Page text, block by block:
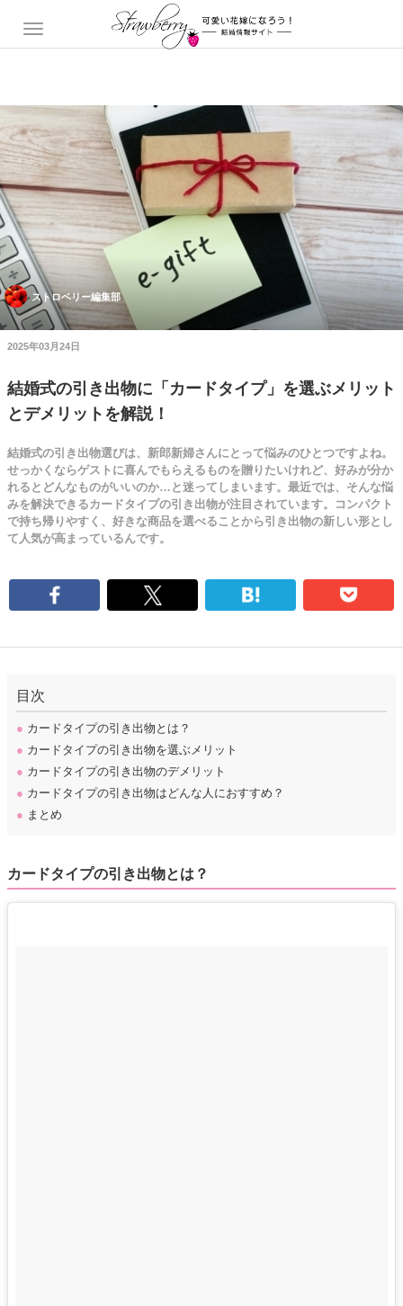
ストロベリー編集部
2025年03月24日
結婚式の引き出物に「カードタイプ」を選ぶメリット
とデメリットを解説！
結婚式の引き出物選びは、新郎新婦さんにとって悩みのひとつですよね。
せっかくならゲストに喜んでもらえるものを贈りたいけれど、好みが分か
れるとどんなものがいいのか…と迷ってしまいます。最近では、そんな悩
みを解決できるカードタイプの引き出物が注目されています。コンパクト
で持ち帰りやすく、好きな商品を選べることから引き出物の新しい形とし
て人気が高まっているんです。
目次
● カードタイプの引き出物とは？
● カードタイプの引き出物を選ぶメリット
● カードタイプの引き出物のデメリット
● カードタイプの引き出物はどんな人におすすめ？
● まとめ
カードタイプの引き出物とは？